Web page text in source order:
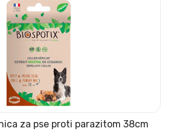
za pse proti parazitom 38cm